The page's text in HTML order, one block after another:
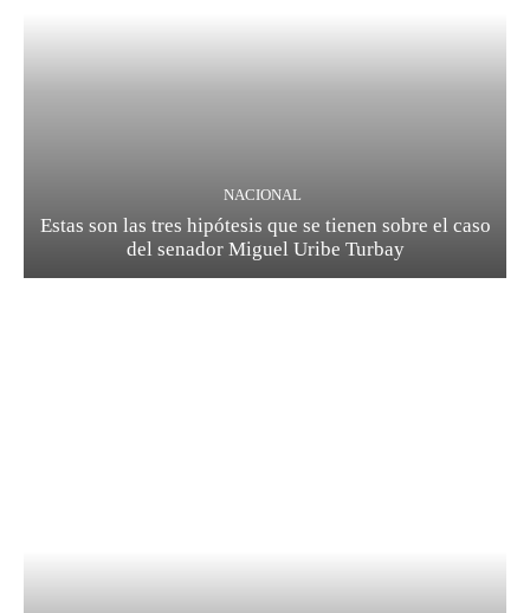
NACIONAL
Estas son las tres hipótesis que se tienen sobre el caso
del senador Miguel Uribe Turbay